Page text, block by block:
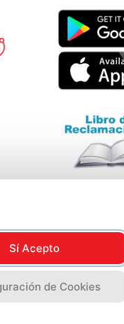
Sí Acepto
de Cookies